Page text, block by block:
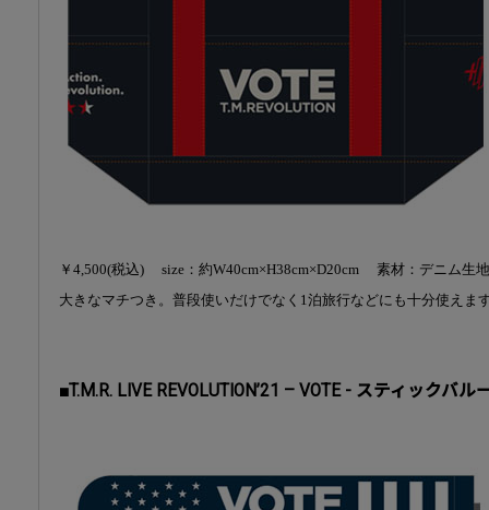
￥4,500(税込) size：約W40cm×H38cm×D20cm 素材：デニム生
大きなマチつき。普段使いだけでなく1泊旅行などにも十分使えま
■T.M.R. LIVE REVOLUTION’21 – VOTE - スティックバル